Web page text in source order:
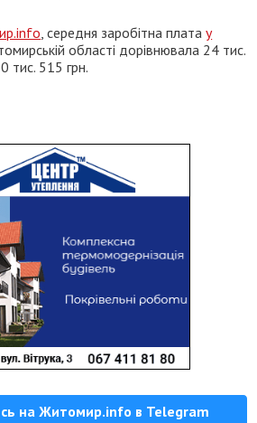
, середня заробітна платау
області дорівнювала 24 тис.
тис. 515 грн.
на Житомир.info в Telegram